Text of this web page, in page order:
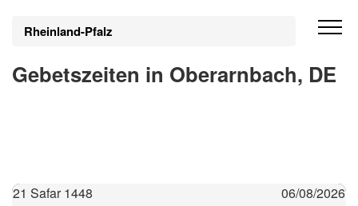
Rheinland-Pfalz
Gebetszeiten in Oberarnbach, DE
21 Safar 1448 06/08/2026